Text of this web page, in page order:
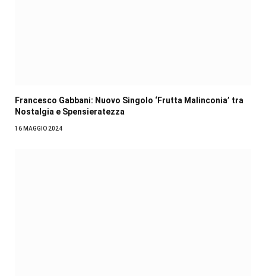
Francesco Gabbani: Nuovo Singolo ‘Frutta Malinconia’ tra
Nostalgia e Spensieratezza
16 MAGGIO 2024